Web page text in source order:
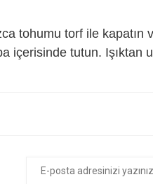
tohumu torf ile kapatın
tutun. Işıktan